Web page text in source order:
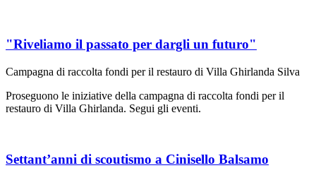
"Riveliamo il passato per dargli un futuro"
Campagna di raccolta fondi per il restauro di Villa Ghirlanda Silva
Proseguono le iniziative della campagna di raccolta fondi per il
restauro di Villa Ghirlanda. Segui gli eventi.
Settant’anni di scoutismo a Cinisello Balsamo